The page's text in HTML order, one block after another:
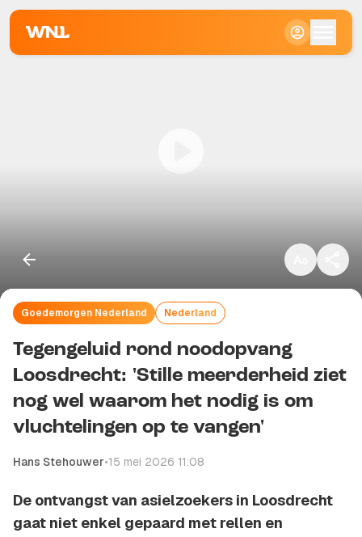
Goedemorgen Nederland Nederland
Tegengeluid rond noodopvang
Loosdrecht: 'Stille meerderheid ziet
nog wel waarom het nodig is om
vluchtelingen op te vangen'
Hans Stehouwer•15 mei 2026 11:08
De ontvangst van asielzoekers in Loosdrecht
gaat niet enkel gepaard met rellen en